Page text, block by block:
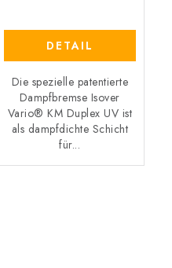
DETAIL
Die spezielle patentierte
Dampfbremse Isover
Vario® KM Duplex UV ist
als dampfdichte Schicht
für...